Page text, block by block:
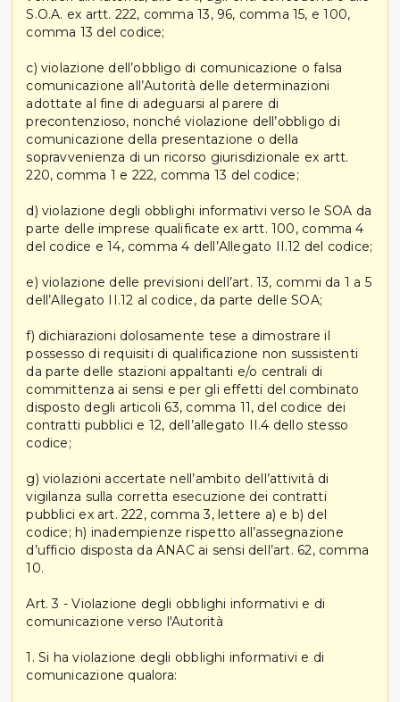
S.O.A. ex artt. 222, comma 13, 96, comma 15, e 100,
comma 13 del codice;
c) violazione dell’obbligo di comunicazione o falsa
comunicazione all’Autorità delle determinazioni
adottate al fine di adeguarsi al parere di
precontenzioso, nonché violazione dell’obbligo di
comunicazione della presentazione o della
sopravvenienza di un ricorso giurisdizionale ex artt.
220, comma 1 e 222, comma 13 del codice;
d) violazione degli obblighi informativi verso le SOA da
parte delle imprese qualificate ex artt. 100, comma 4
del codice e 14, comma 4 dell’Allegato II.12 del codice;
e) violazione delle previsioni dell’art. 13, commi da 1 a 5
dell’Allegato II.12 al codice, da parte delle SOA;
f) dichiarazioni dolosamente tese a dimostrare il
possesso di requisiti di qualificazione non sussistenti
da parte delle stazioni appaltanti e/o centrali di
committenza ai sensi e per gli effetti del combinato
disposto degli articoli 63, comma 11, del codice dei
contratti pubblici e 12, dell’allegato II.4 dello stesso
codice;
g) violazioni accertate nell’ambito dell’attività di
vigilanza sulla corretta esecuzione dei contratti
pubblici ex art. 222, comma 3, lettere a) e b) del
codice; h) inadempienze rispetto all’assegnazione
d’ufficio disposta da ANAC ai sensi dell’art. 62, comma
10.
Art. 3 - Violazione degli obblighi informativi e di
comunicazione verso l'Autorità
1. Si ha violazione degli obblighi informativi e di
comunicazione qualora: